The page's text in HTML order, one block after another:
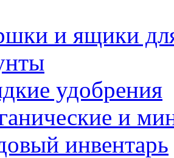
и ящики
удобрения
и
инвентарь